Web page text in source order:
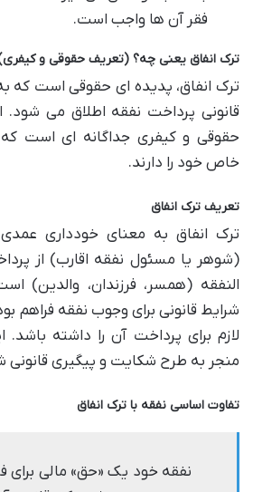
فقر آن ها واجب است.
ترک انفاق یعنی چه؟ (تعریف حقوقی و
ترک انفاق، پدیده ای حقوقی است که به
قانونی پرداخت نفقه اطلاق می شود.
حقوقی و کیفری جداگانه ای است
خاص خود را دارند.
تعریف ترک انفاق
ترک انفاق به معنای خودداری
(شوهر یا مسئول نفقه اقارب) از
النفقه (همسر، فرزندان، والدین)
شرایط قانونی برای وجوب نفقه فراهم
لازم برای پرداخت آن را داشته باشد.
منجر به طرح شکایت و پیگیری قانونی
تفاوت اساسی نفقه با ترک انفاق
نفقه خود یک «حق» مالی برای